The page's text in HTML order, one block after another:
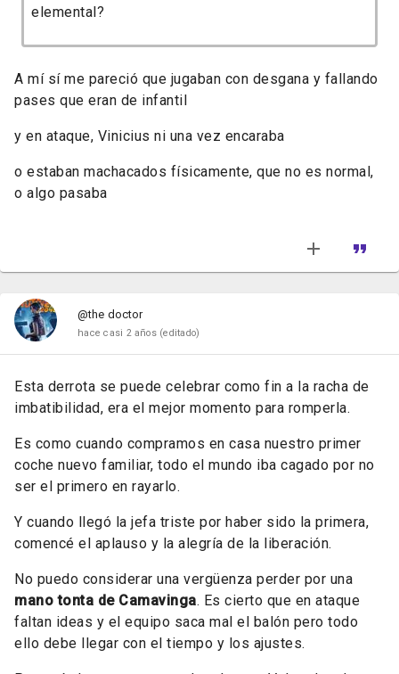
elemental?
A mí sí me pareció que jugaban con desgana y fallando
pases que eran de infantil
y en ataque, Vinicius ni una vez encaraba
o estaban machacados físicamente, que no es normal,
o algo pasaba
@the doctor
hace casi 2 años (editado)
Esta derrota se puede celebrar como fin a la racha de
imbatibilidad, era el mejor momento para romperla.
Es como cuando compramos en casa nuestro primer
coche nuevo familiar, todo el mundo iba cagado por no
ser el primero en rayarlo.
Y cuando llegó la jefa triste por haber sido la primera,
comencé el aplauso y la alegría de la liberación.
No puedo considerar una vergüenza perder por una
mano tonta de Camavinga. Es cierto que en ataque
faltan ideas y el equipo saca mal el balón pero todo
ello debe llegar con el tiempo y los ajustes.